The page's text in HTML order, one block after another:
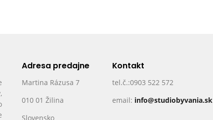
Adresa predajne
Martina Rázusa 7
010 01 Žilina
Slovensko
Kontakt
tel.č.:0903 522 572
email: info@studiobyvania.sk